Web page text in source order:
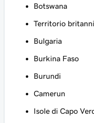
Botswana
Territorio
Bulgaria
Burkina Faso
Burundi
Camerun
Isole di Capo